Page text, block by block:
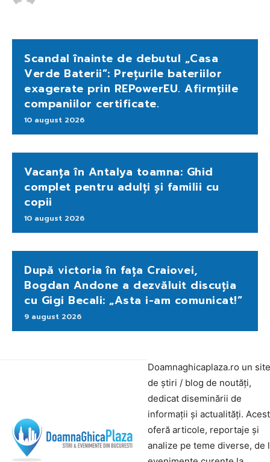
Scandal înainte de debutul „Casa
Verde Baterii”: Prețurile bateriilor
exagerate prin REPowerEU. Afirmțiile
companiilor certificate.
10 august 2026
Vacanța în Antalya toamna: Ghid
complet pentru adulți și familii cu
copii
10 august 2026
După victoria în fața Craiovei,
Bogdan Andone a dezvăluit discuția
cu Gigi Becali: „Asta i-am comunicat!”
9 august 2026
Doamnaghicaplaza.ro un site
de știri / blog de noutăți,
dedicat diseminării de
informații și actualități.
oferă articole, reportaje și
analize pe teme diverse, de